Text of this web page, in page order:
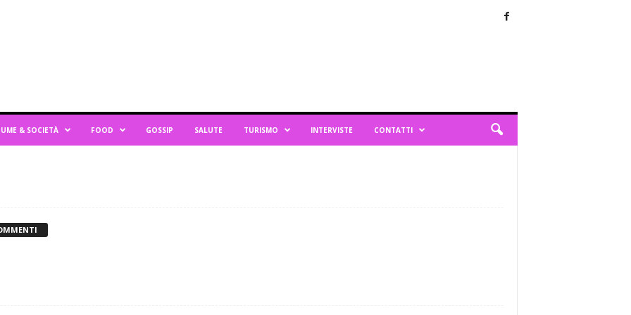
& SOCIETÀ FOOD GOSSIP SALUTE TURISMO INTERVISTE CONTATTI